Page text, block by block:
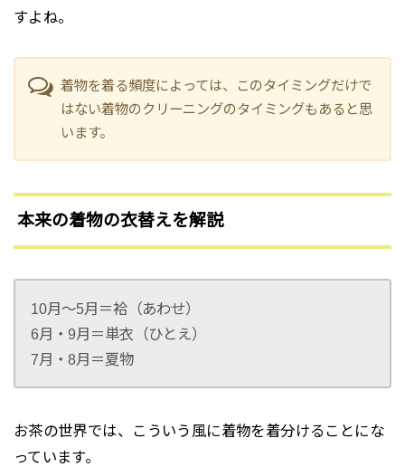
すよね。
着物を着る頻度によっては、このタイミングだけで
はない着物のクリーニングのタイミングもあると思
います。
本来の着物の衣替えを解説
10月〜5月＝袷（あわせ）
6月・9月＝単衣（ひとえ）
7月・8月＝夏物
お茶の世界では、こういう風に着物を着分けることにな
っています。